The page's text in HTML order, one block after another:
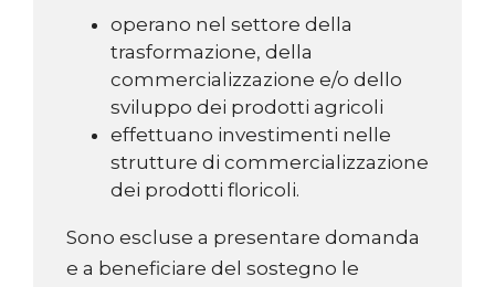
operano nel settore della
trasformazione, della
commercializzazione e/o dello
sviluppo dei prodotti agricoli
effettuano investimenti nelle
strutture di commercializzazione
dei prodotti floricoli.
Sono escluse a presentare domanda
e a beneficiare del sostegno le